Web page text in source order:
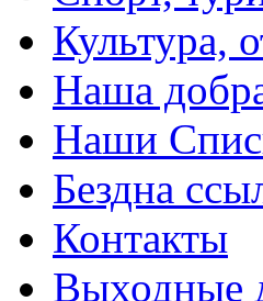
Культура,
Наша
Наши
Бездна
Контакты
Выходные